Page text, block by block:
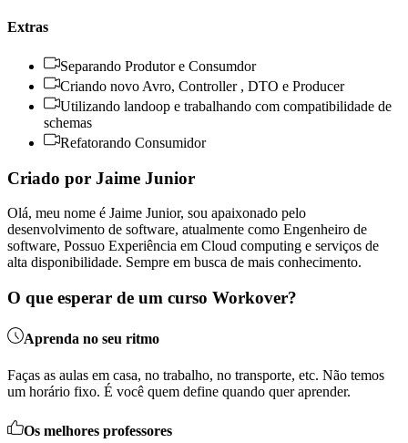
Extras
Separando Produtor e Consumdor
Criando novo Avro, Controller , DTO e Producer
Utilizando landoop e trabalhando com compatibilidade de
schemas
Refatorando Consumidor
Criado por Jaime Junior
Olá, meu nome é Jaime Junior, sou apaixonado pelo
desenvolvimento de software, atualmente como Engenheiro de
software, Possuo Experiência em Cloud computing e serviços de
alta disponibilidade. Sempre em busca de mais conhecimento.
O que esperar de um curso Workover?
Aprenda no seu ritmo
Faças as aulas em casa, no trabalho, no transporte, etc. Não temos
um horário fixo. É você quem define quando quer aprender.
Os melhores professores